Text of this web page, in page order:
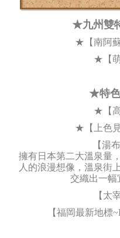
★九州雙
★【南阿
★【
★特
★【
★【上色
【湯
擁有日本第二大溫泉量
人的浪漫想像，溫泉街
交織出一幅
【太
【福岡最新地標